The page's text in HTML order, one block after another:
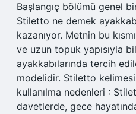
Başlangıç bölümü genel
Stiletto ne demek
kazanıyor. Metnin bu
ve uzun topuk yapısıyla
ayakkabılarında tercih
modelidir. Stiletto
kullanılma nedenleri :
davetlerde, gece